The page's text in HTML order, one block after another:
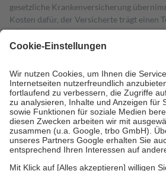
gesetzliche Krankenversicherung
Kosten dafür, der Versicherte trägt einen
mit.
Grundsätzlich leisten Mitglieder
höchstens zehn Euro.
Es sind jedoch nie
Kosten der Leistung zu entrichten.
Diese Regeln gelten grundsätzlich auch
Bei Heilmitteln und häuslicher
Zuzahlung zehn Prozent der Kosten sowie
Verordnung.
Um das Engagement der Versicherten für
stärken und die besondere Stellung der
fallenkeine Zuzahlungenan bei: